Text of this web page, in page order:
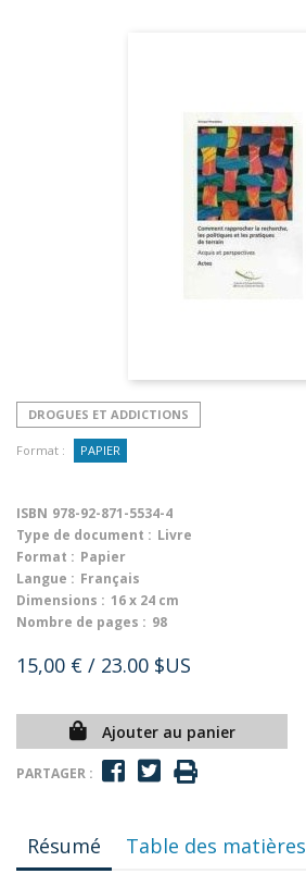
DROGUES ET ADDICTIONS
Format : PAPIER
ISBN 978-92-871-5534-4
Type de document : Livre
Format : Papier
Langue : Français
Dimensions : 16 x 24 cm
Nombre de pages : 98
15,00 € / 23.00 $US
Ajouter au panier
PARTAGER :
Résumé Table des matières